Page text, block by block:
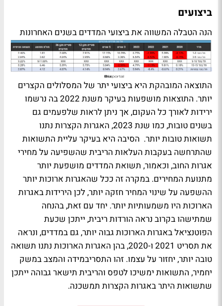
ביצועים
הנה הטבלה המשווה את ביצועי המדדים בשנים האחרונות
התוצאה המובהקת היא ביצועי יתר של המסלולים הקצרים
יותר. התוצאות מושפעות בעיקר משנת 2022 בה נרשמו
ירידות לאורך כל העקום, אך ניתן לראות שלפעמים גם
בשנים טובות, כמו שנת 2023, האגרות הקצרות נתנו
תשואות טובות יותר. הסיבה היא בעיקר עליית התשואות
שהתרחשה בעקבות העלאות הריבית שהשפיעה על מחירי
אגרות החוב, וכאמור, תשואת המדדים מושפעת יותר
מתנועת המחירים. במקרה זה ככל שהאגרות ארוכות יותר
ההשפעה על שינוי המחיר חזקה יותר, לכן הירידות באגרות
הארוכות היו משמעותיות יותר. יחד עם זאת, בהנחה
שמתישהו בקרוב נראה הורדות ריבית, ייתכן שכעת
הפוטנציאל באגרות הארוכות גבוה יותר, גם במדדים, ונראה
את תסריט 2021 ו-2020, בהן האגרות הארוכות נתנו תשואה
טובה יותר, יחזור על עצמו. זהו התסריבמידה והמצב במשק
יחמיר, התשואות ימשיכו לטפס והריבית תישאר גבוהה ייתכן
שתשואות היתר באגרות הקצרות תמשכנה.